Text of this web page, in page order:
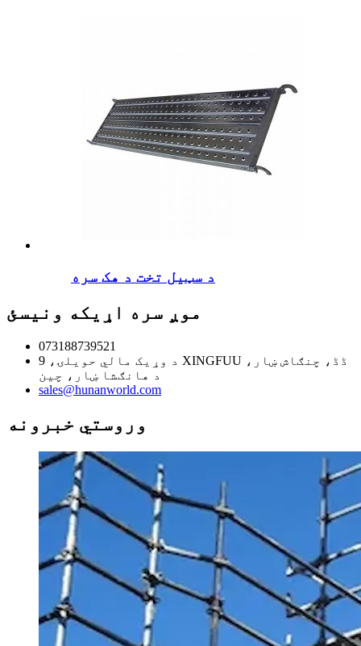
د سټیل تخت د هک سره
موږ سره اړیکه ونیسئ
073188739521
د وړيک مالي حویلۍ، 9 XINGFUU ڈڈ، چنګاش ښار،
د هانګشا ښار، چین
sales@hunanworld.com
وروستي خبرونه